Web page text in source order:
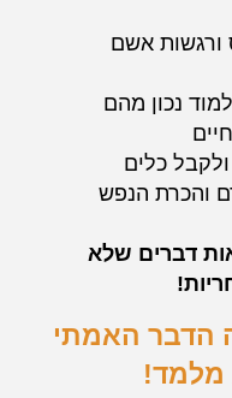
ורגשות אשם
נכון מהם
כלים
והכרת הנפש
דברים שלא
הדבר האמתי